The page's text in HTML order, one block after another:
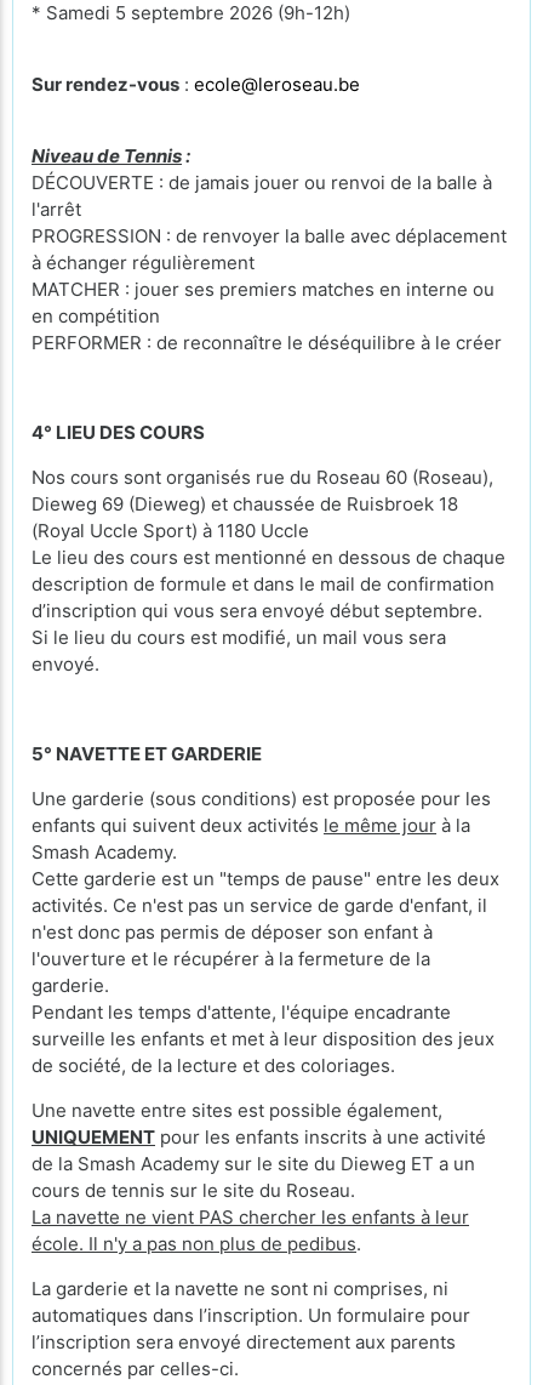
* Samedi 5 septembre 2026 (9h-12h)
Sur rendez-vous : ecole@leroseau.be
Niveau de Tennis:
DÉCOUVERTE : de jamais jouer ou renvoi de la balle à
l'arrêt
PROGRESSION : de renvoyer la balle avec déplacement
à échanger régulièrement
MATCHER : jouer ses premiers matches en interne ou
en compétition
PERFORMER : de reconnaître le déséquilibre à le créer
4° LIEU DES COURS
Nos cours sont organisés rue du Roseau 60 (Roseau),
Dieweg 69 (Dieweg) et chaussée de Ruisbroek 18
(Royal Uccle Sport) à 1180 Uccle
Le lieu des cours est mentionné en dessous de chaque
description de formule et dans le mail de confirmation
d’inscription qui vous sera envoyé début septembre.
Si le lieu du cours est modifié, un mail vous sera
envoyé.
5° NAVETTE ET GARDERIE
Une garderie (sous conditions) est proposée pour les
enfants qui suivent deux activités le même jour à la
Smash Academy.
Cette garderie est un "temps de pause" entre les deux
activités. Ce n'est pas un service de garde d'enfant, il
n'est donc pas permis de déposer son enfant à
l'ouverture et le récupérer à la fermeture de la
garderie.
Pendant les temps d'attente, l'équipe encadrante
surveille les enfants et met à leur disposition des jeux
de société, de la lecture et des coloriages.
Une navette entre sites est possible également,
UNIQUEMENT pour les enfants inscrits à une activité
de la Smash Academy sur le site du Dieweg ET a un
cours de tennis sur le site du Roseau.
La navette ne vient PAS chercher les enfants à leur
école. Il n'y a pas non plus de pedibus.
La garderie et la navette ne sont ni comprises, ni
automatiques dans l’inscription. Un formulaire pour
l’inscription sera envoyé directement aux parents
concernés par celles-ci.